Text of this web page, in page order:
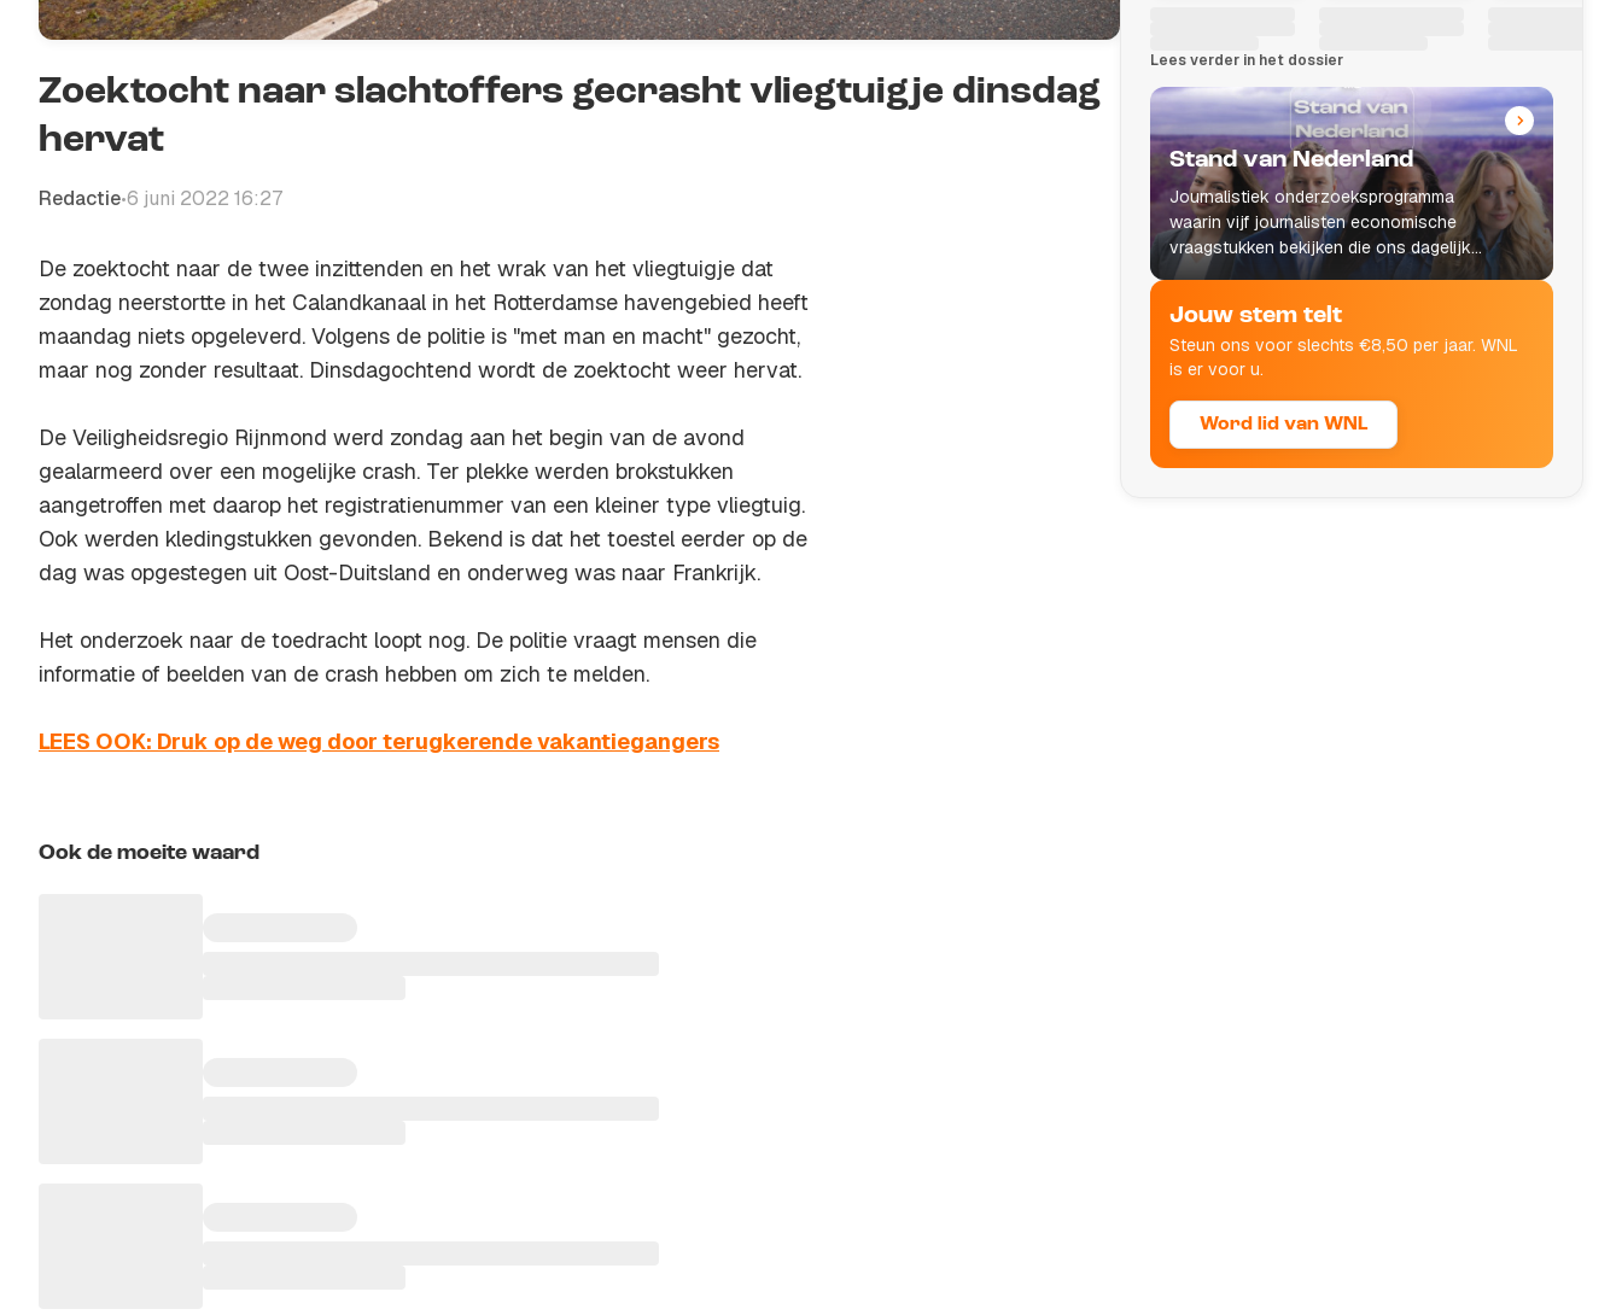
Zoektocht naar slachtoffers gecrasht vliegtuigje dinsdag
hervat
Redactie•6 juni 2022 16:27
De zoektocht naar de twee inzittenden en het wrak van het vliegtuigje dat
zondag neerstortte in het Calandkanaal in het Rotterdamse havengebied heeft
maandag niets opgeleverd. Volgens de politie is "met man en macht" gezocht,
maar nog zonder resultaat. Dinsdagochtend wordt de zoektocht weer hervat.
De Veiligheidsregio Rijnmond werd zondag aan het begin van de avond
gealarmeerd over een mogelijke crash. Ter plekke werden brokstukken
aangetroffen met daarop het registratienummer van een kleiner type vliegtuig.
Ook werden kledingstukken gevonden. Bekend is dat het toestel eerder op de
dag was opgestegen uit Oost-Duitsland en onderweg was naar Frankrijk.
Het onderzoek naar de toedracht loopt nog. De politie vraagt mensen die
informatie of beelden van de crash hebben om zich te melden.
LEES OOK: Druk op de weg door terugkerende vakantiegangers
Ook de moeite waard
Lees verder in het dossier
Stand van Nederland
Journalistiek onderzoeksprogramma
waarin vijf journalisten economische
vraagstukken bekijken die ons dagelijks
leven raken.
Jouw stem telt
Steun ons voor slechts €8,50 per jaar. WNL
is er voor u.
Word lid van WNL